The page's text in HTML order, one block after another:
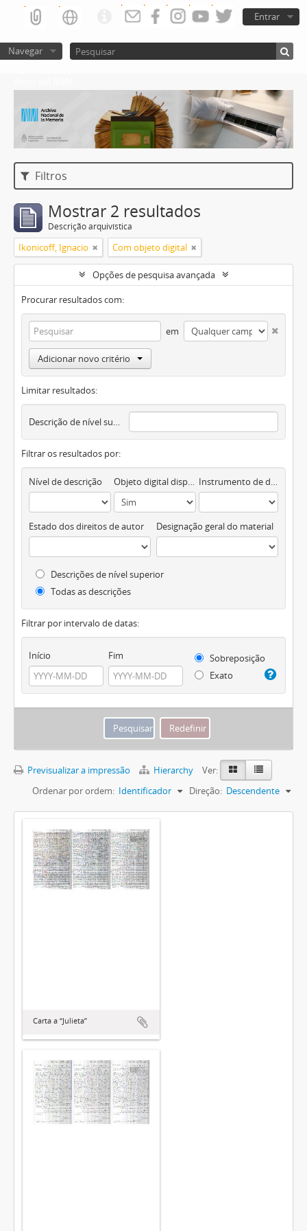
Entrar
Navegar
Filtros
Mostrar 2 resultados
Descrição arquivística
Ikonicoff, Ignacio Com objeto digital
Opções de pesquisa avançada
Procurar resultados com:
em
Adicionar novo critério
Limitar resultados:
Descrição de nível superior
Filtrar os resultados por:
Nível de descrição Objeto digital disponível Instrumento de descrição documental
Estado dos direitos de autor Designação geral do material
Descrições de nível superior
Todas as descrições
Filtrar por intervalo de datas:
Início Fim
Sobreposição
Exato
Previsualizar a impressão Hierarchy
Ver:
Ordenar por ordem: Identificador Direção: Descendente
Carta a “Julieta”